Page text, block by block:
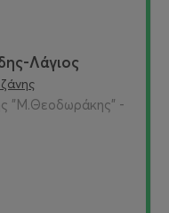
Λάγιος
"Μ.Θεοδωράκης" -